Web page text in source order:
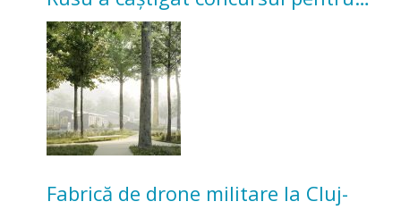
transformarea Grădinii Casei
Universitarilor
Fabrică de drone militare la Cluj-